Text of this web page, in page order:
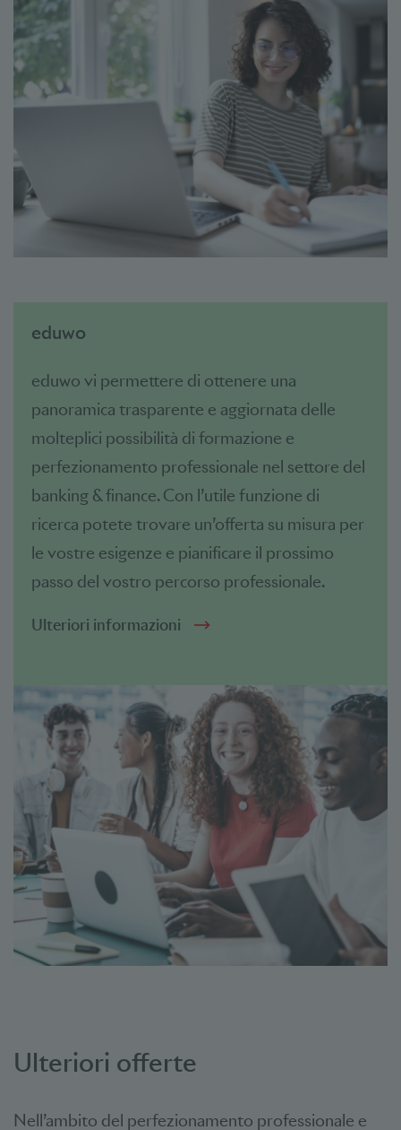
eduwo
eduwo vi permettere di ottenere una
panoramica trasparente e aggiornata delle
molteplici possibilità di formazione e
perfezionamento professionale nel settore del
banking & finance. Con l’utile funzione di
ricerca potete trovare un’offerta su misura per
le vostre esigenze e pianificare il prossimo
passo del vostro percorso professionale.
Ulteriori informazioni
Ulteriori offerte
Nell’ambito del perfezionamento professionale e